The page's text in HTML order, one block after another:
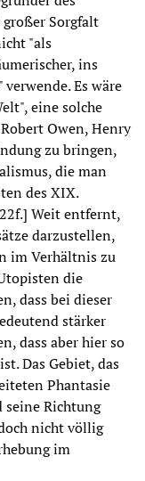
Sorgfalt
"als
ins
Es wäre
eine solche
Owen, Henry
zu bringen,
die man
des XIX.
Weit entfernt,
darzustellen,
im Verhältnis zu
die
dass bei dieser
stärker
dass aber hier so
ist. Das Gebiet, das
Phantasie
seine Richtung
nicht völlig
im